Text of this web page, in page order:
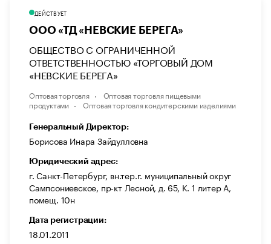
ДЕЙСТВУЕТ
ООО «ТД «НЕВСКИЕ БЕРЕГА»
ОБЩЕСТВО С ОГРАНИЧЕННОЙ
ОТВЕТСТВЕННОСТЬЮ «ТОРГОВЫЙ ДОМ
«НЕВСКИЕ БЕРЕГА»
Оптовая торговля
Оптовая торговля пищевыми
продуктами
Оптовая торговля кондитерскими изделиями
Генеральный Директор:
Борисова Инара Зайдулловна
Юридический адрес:
г. Санкт-Петербург, вн.тер.г. муниципальный округ
Сампсониевское, пр-кт Лесной, д. 65, К. 1 литер А,
помещ. 10н
Дата регистрации:
18.01.2011